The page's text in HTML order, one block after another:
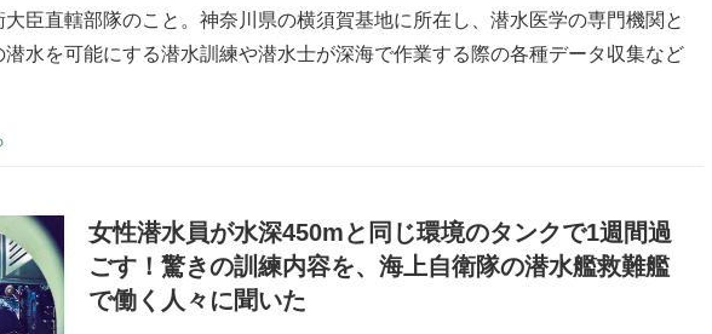
大臣直轄部隊のこと。神奈川県の横須賀基地に所在し、潜水医学の専門機関と
潜水を可能にする潜水訓練や潜水士が深海で作業する際の各種データ収集など
女性潜水員が水深450mと同じ環境のタンクで1週間過
ごす！驚きの訓練内容を、海上自衛隊の潜水艦救難艦
で働く人々に聞いた